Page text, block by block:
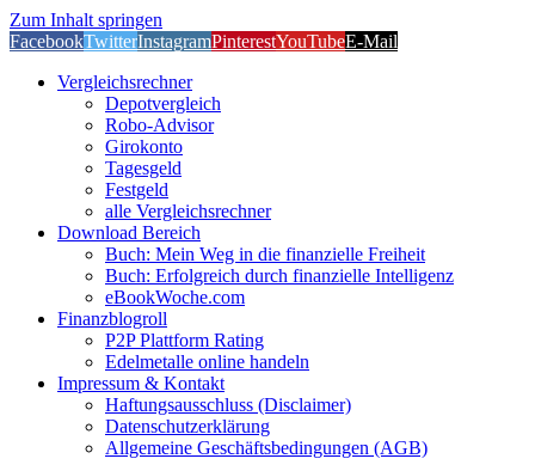
Zum Inhalt springen
FacebookTwitterInstagramPinterestYouTubeE-Mail
Vergleichsrechner
Depotvergleich
Robo-Advisor
Girokonto
Tagesgeld
Festgeld
alle Vergleichsrechner
Download Bereich
Buch: Mein Weg in die finanzielle Freiheit
Buch: Erfolgreich durch finanzielle Intelligenz
eBookWoche.com
Finanzblogroll
P2P Plattform Rating
Edelmetalle online handeln
Impressum & Kontakt
Haftungsausschluss (Disclaimer)
Datenschutzerklärung
Allgemeine Geschäftsbedingungen (AGB)